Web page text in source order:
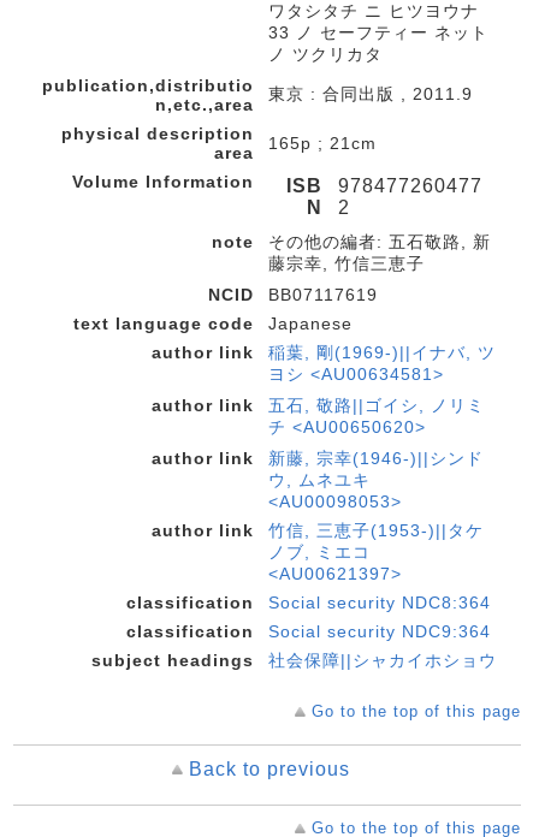
ワタシタチ ニ ヒツヨウナ
33 ノ セーフティー ネット
ノ ツクリカタ
publication,distributio
n,etc.,area
東京 : 合同出版 , 2011.9
physical description
area
165p ; 21cm
Volume Information
ISB
N
978477260477
2
note
その他の編者: 五石敬路, 新
藤宗幸, 竹信三恵子
NCID
BB07117619
text language code
Japanese
author link
稲葉, 剛(1969-)||イナバ, ツ
ヨシ <AU00634581>
author link
五石, 敬路||ゴイシ, ノリミ
チ <AU00650620>
author link
新藤, 宗幸(1946-)||シンド
ウ, ムネユキ
<AU00098053>
author link
竹信, 三恵子(1953-)||タケ
ノブ, ミエコ
<AU00621397>
classification
Social security NDC8:364
classification
Social security NDC9:364
subject headings
社会保障||シャカイホショウ
Go to the top of this page
Back to previous
Go to the top of this page